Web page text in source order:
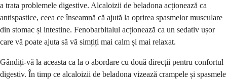
a trata problemele digestive. Alcaloizii de beladona acționează ca
antispastice, ceea ce înseamnă că ajută la oprirea spasmelor musculare
din stomac și intestine. Fenobarbitalul acționează ca un sedativ ușor
care vă poate ajuta să vă simțiți mai calm și mai relaxat.
Gândiți-vă la aceasta ca la o abordare cu două direcții pentru confortul
digestiv. În timp ce alcaloizii de beladona vizează crampele și spasmele